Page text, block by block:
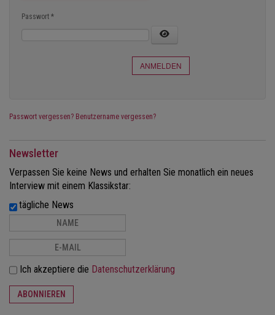
Passwort *
ANMELDEN
Passwort vergessen? Benutzername vergessen?
Newsletter
Verpassen Sie keine News und erhalten Sie monatlich ein neues
Interview mit einem Klassikstar:
tägliche News
Ich akzeptiere die Datenschutzerklärung
ABONNIEREN